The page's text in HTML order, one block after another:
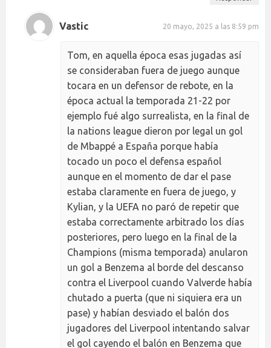
Vastic 20 mayo, 2025 a las 8:59 pm
Tom, en aquella época esas jugadas así
se consideraban fuera de juego aunque
tocara en un defensor de rebote, en la
época actual la temporada 21-22 por
ejemplo fué algo surrealista, en la final de
la nations league dieron por legal un gol
de Mbappé a España porque había
tocado un poco el defensa español
aunque en el momento de dar el pase
estaba claramente en fuera de juego, y
Kylian, y la UEFA no paró de repetir que
estaba correctamente arbitrado los días
posteriores, pero luego en la final de la
Champions (misma temporada) anularon
un gol a Benzema al borde del descanso
contra el Liverpool cuando Valverde había
chutado a puerta (que ni siquiera era un
pase) y habían desviado el balón dos
jugadores del Liverpool intentando salvar
el gol cayendo el balón en Benzema que